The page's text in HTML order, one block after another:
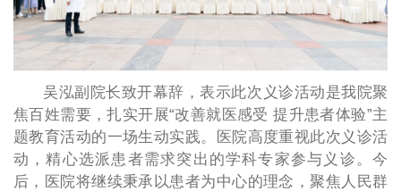
吴泓副院长致开幕辞，表示此次义诊活动是我院聚
焦百姓需要，扎实开展“改善就医感受 提升患者体验”主
题教育活动的一场生动实践。医院高度重视此次义诊活
动，精心选派患者需求突出的学科专家参与义诊。今
后，医院将继续秉承以患者为中心的理念，聚焦人民群